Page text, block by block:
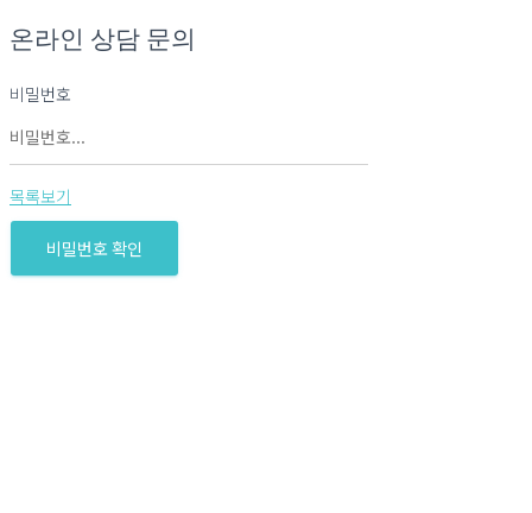
온라인 상담 문의
비밀번호
목록보기
비밀번호 확인